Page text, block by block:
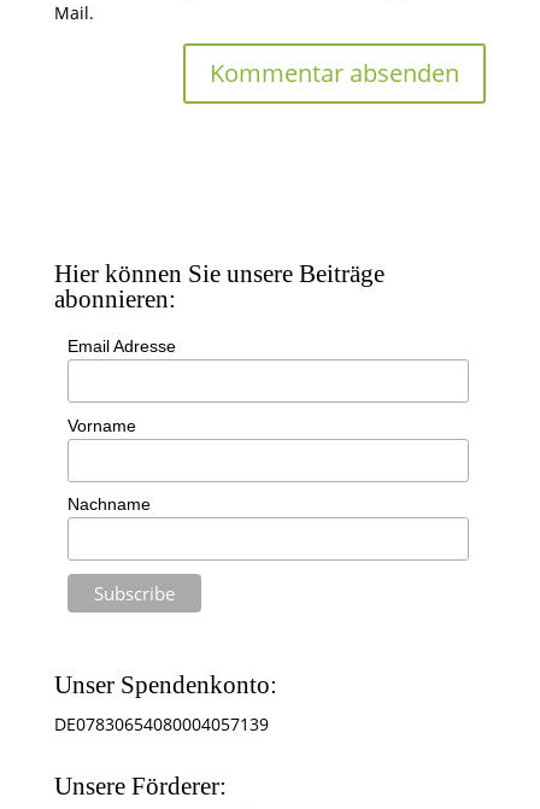
Mail.
Hier können Sie unsere Beiträge
abonnieren:
Email Adresse
Vorname
Nachname
Unser Spendenkonto:
DE07830654080004057139
Unsere Förderer: